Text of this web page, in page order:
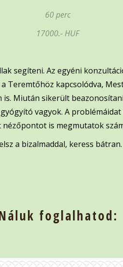
60 perc
17000.- HUF
segíteni. Az egyéni
Teremtőhöz kapcsolódva,
Miután sikerült
vagyok. A
is megmutatok
a bizalmaddal, keress bátran.
foglalhatod: